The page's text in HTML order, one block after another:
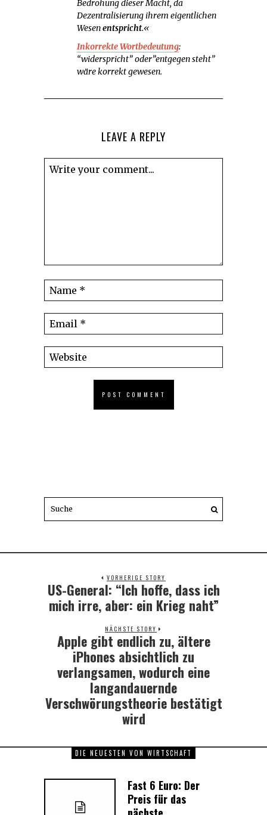
Bedrohung dieser Macht, da
Dezentralisierung ihrem eigentlichen
Wesenentspricht.«
Inkorrekte Wortbedeutung:
“widerspricht” oder”entgegen steht”
wäre korrekt gewesen.
LEAVE A REPLY
VORHERIGE STORY
Previous
post:
US-General: “Ich hoffe, dass ich
mich irre, aber: ein Krieg naht”
NÄCHSTE STORY
Next
post:
Apple gibt endlich zu, ältere
iPhones absichtlich zu
verlangsamen, wodurch eine
langandauernde
Verschwörungstheorie bestätigt
wird
DIE NEUESTEN VON WIRTSCHAFT
Fast 6 Euro: Der
Preis für das